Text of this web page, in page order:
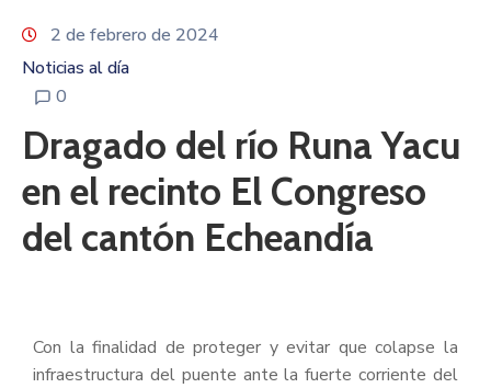
2 de febrero de 2024
Noticias al día
0
Dragado del río Runa Yacu
en el recinto El Congreso
del cantón Echeandía
Con la finalidad de proteger y evitar que colapse la
infraestructura del puente ante la fuerte corriente del